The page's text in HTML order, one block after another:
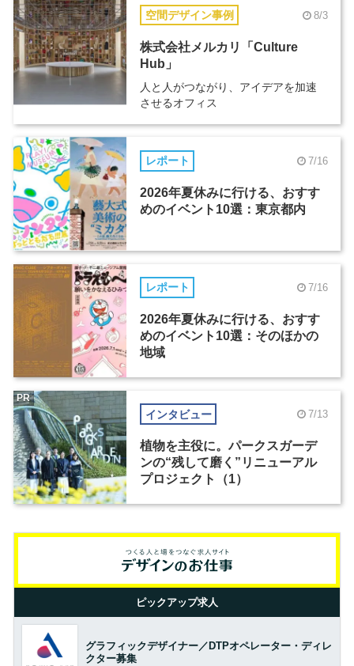
空間デザイン事例 8/3
株式会社メルカリ「Culture
Hub」
人と人がつながり、アイデアを加速
させるオフィス
レポート 7/16
2026年夏休みに行ける、おすす
めのイベント10選：東京都内
レポート 7/16
2026年夏休みに行ける、おすす
めのイベント10選：そのほかの
地域
インタビュー 7/13
植物を主役に。パークスガーデ
ンの“残して磨く”リニューアル
プロジェクト（1）
PR
ピックアップ求人
グラフィックデザイナー／DTPオペレーター・ディレ
クター募集